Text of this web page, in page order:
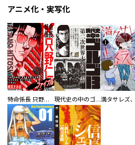
アニメ化・実写化
特命係長 只野仁ファイナル 愛蔵版 現代史の中のゴルゴ13